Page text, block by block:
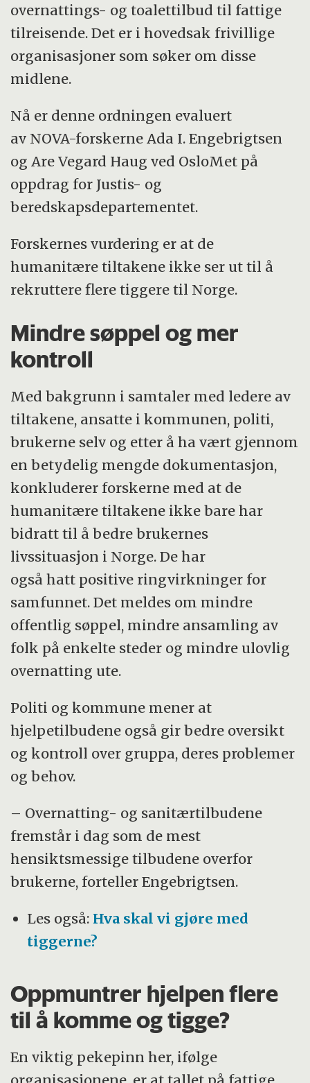
overnattings- og toalettilbud til fattige
tilreisende. Det er i hovedsak frivillige
organisasjoner som søker om disse
midlene.
Nå er denne ordningen evaluert
av NOVA-forskerne Ada I. Engebrigtsen
og Are Vegard Haug ved OsloMet på
oppdrag for Justis- og
beredskapsdepartementet.
Forskernes vurdering er at de
humanitære tiltakene ikke ser ut til å
rekruttere flere tiggere til Norge.
Mindre søppel og mer
kontroll
Med bakgrunn i samtaler med ledere av
tiltakene, ansatte i kommunen, politi,
brukerne selv og etter å ha vært gjennom
en betydelig mengde dokumentasjon,
konkluderer forskerne med at de
humanitære tiltakene ikke bare har
bidratt til å bedre brukernes
livssituasjon i Norge. De har
også hatt positive ringvirkninger for
samfunnet. Det meldes om mindre
offentlig søppel, mindre ansamling av
folk på enkelte steder og mindre ulovlig
overnatting ute.
Politi og kommune mener at
hjelpetilbudene også gir bedre oversikt
og kontroll over gruppa, deres problemer
og behov.
– Overnatting- og sanitærtilbudene
fremstår i dag som de mest
hensiktsmessige tilbudene overfor
brukerne, forteller Engebrigtsen.
Les også: Hva skal vi gjøre med
tiggerne?
Oppmuntrer hjelpen flere
til å komme og tigge?
En viktig pekepinn her, ifølge